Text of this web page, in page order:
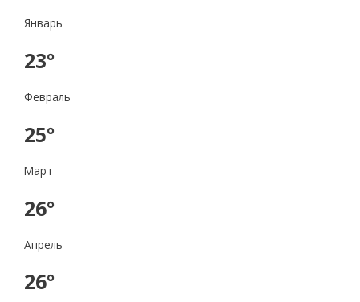
Январь
23°
Февраль
25°
Март
26°
Апрель
26°